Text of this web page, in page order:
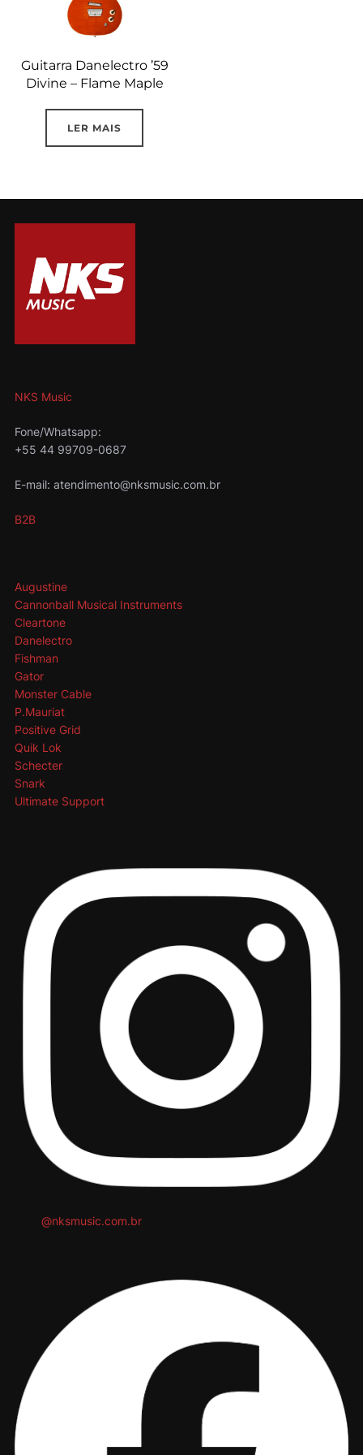
Guitarra Danelectro ’59
Divine – Flame Maple
LER MAIS
NKS Music
Fone/Whatsapp:
+55 44 99709-0687
E-mail: atendimento@nksmusic.com.br
B2B
Augustine
Cannonball Musical Instruments
Cleartone
Danelectro
Fishman
Gator
Monster Cable
P.Mauriat
Positive Grid
Quik Lok
Schecter
Snark
Ultimate Support
@nksmusic.com.br